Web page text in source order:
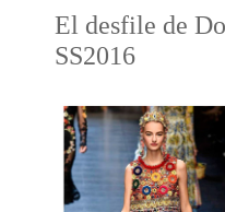
El desfile de
SS2016